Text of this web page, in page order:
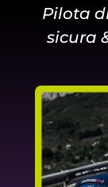
Pilota
sicura